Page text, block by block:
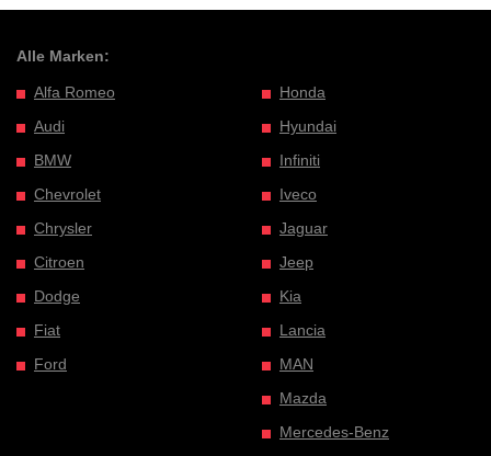
Alle Marken:
Alfa Romeo
Audi
BMW
Chevrolet
Chrysler
Citroen
Dodge
Fiat
Ford
Honda
Hyundai
Infiniti
Iveco
Jaguar
Jeep
Kia
Lancia
MAN
Mazda
Mercedes-Benz